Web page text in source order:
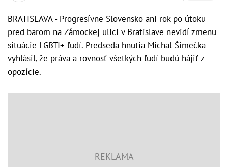
BRATISLAVA - Progresívne Slovensko ani rok po útoku
pred barom na Zámockej ulici v Bratislave nevidí zmenu
situácie LGBTI+ ľudí. Predseda hnutia Michal Šimečka
vyhlásil, že práva a rovnosť všetkých ľudí budú hájiť z
opozície.